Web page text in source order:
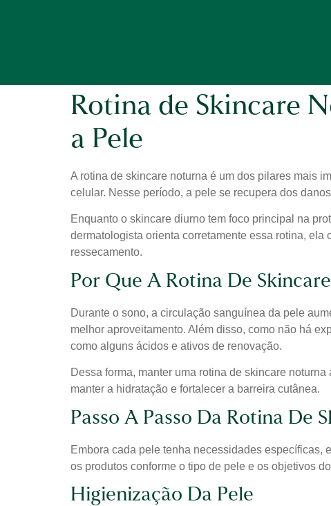
Rotina de Skincare
a Pele
A rotina de skincare noturna é um dos pilares mais
celular. Nesse período, a pele se recupera dos
Enquanto o skincare diurno tem foco principal na
dermatologista orienta corretamente essa rotina,
ressecamento.
Por Que A Rotina De
Durante o sono, a circulação sanguínea da pele
melhor aproveitamento. Além disso, como não há
como alguns ácidos e ativos de renovação.
Dessa forma, manter uma rotina de skincare
manter a hidratação e fortalecer a barreira cutânea.
Passo A Passo Da Rotina De
Embora cada pele tenha necessidades específicas,
os produtos conforme o tipo de pele e os objetivos
Higienização Da Pele